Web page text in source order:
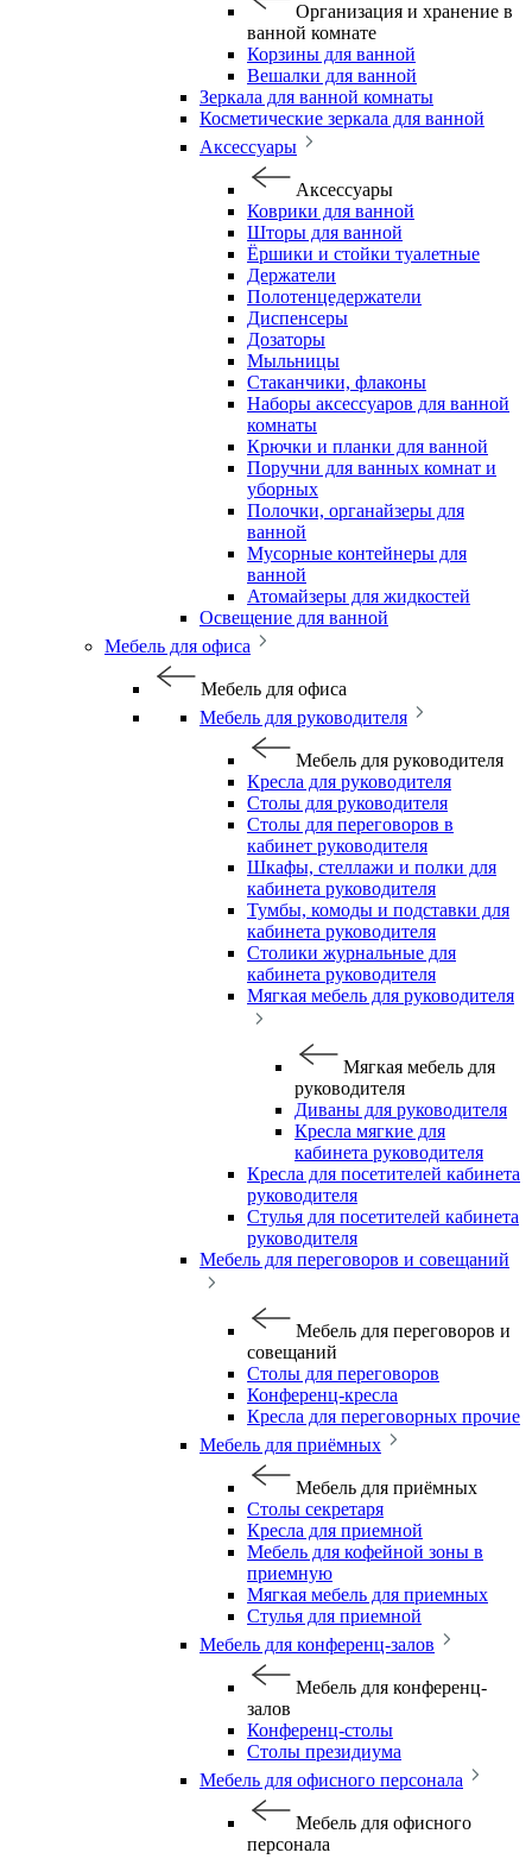
Организация и хранение в
ванной комнате
Корзины для ванной
Вешалки для ванной
Зеркала для ванной комнаты
Косметические зеркала для ванной
Аксессуары
Аксессуары
Коврики для ванной
Шторы для ванной
Ёршики и стойки туалетные
Держатели
Полотенцедержатели
Диспенсеры
Дозаторы
Мыльницы
Стаканчики, флаконы
Наборы аксессуаров для ванной
комнаты
Крючки и планки для ванной
Поручни для ванных комнат и
уборных
Полочки, органайзеры для
ванной
Мусорные контейнеры для
ванной
Атомайзеры для жидкостей
Освещение для ванной
Мебель для офиса
Мебель для офиса
Мебель для руководителя
Мебель для руководителя
Кресла для руководителя
Столы для руководителя
Столы для переговоров в
кабинет руководителя
Шкафы, стеллажи и полки для
кабинета руководителя
Тумбы, комоды и подставки для
кабинета руководителя
Столики журнальные для
кабинета руководителя
Мягкая мебель для руководителя
Мягкая мебель для
руководителя
Диваны для руководителя
Кресла мягкие для
кабинета руководителя
Кресла для посетителей кабинета
руководителя
Стулья для посетителей кабинета
руководителя
Мебель для переговоров и совещаний
Мебель для переговоров и
совещаний
Столы для переговоров
Конференц-кресла
Кресла для переговорных прочие
Мебель для приёмных
Мебель для приёмных
Столы секретаря
Кресла для приемной
Мебель для кофейной зоны в
приемную
Мягкая мебель для приемных
Стулья для приемной
Мебель для конференц-залов
Мебель для конференц-
залов
Конференц-столы
Столы президиума
Мебель для офисного персонала
Мебель для офисного
персонала